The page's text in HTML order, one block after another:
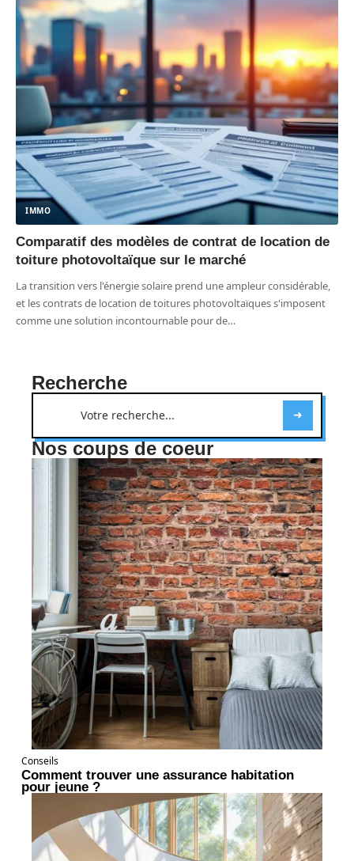
IMMO
Comparatif des modèles de contrat de location de
toiture photovoltaïque sur le marché
La transition vers l'énergie solaire prend une ampleur considérable,
et les contrats de location de toitures photovoltaïques s'imposent
comme une solution incontournable pour de…
Recherche
Nos coups de coeur
Conseils
Comment trouver une assurance habitation
pour jeune ?